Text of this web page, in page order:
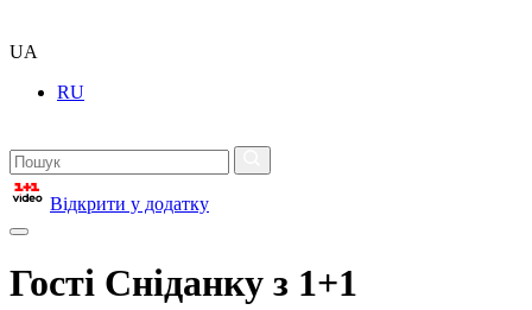
UA
RU
Відкрити у додатку
Гості Сніданку з 1+1